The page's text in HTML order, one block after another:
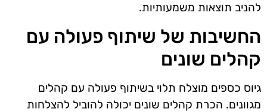
להניב תוצאות משמעותיות.
החשיבות של שיתוף פעולה עם
קהלים שונים
גיוס כספים מוצלח תלוי בשיתוף פעולה עם קהלים
מגוונים. הכרת קהלים שונים יכולה להוביל להצלחות